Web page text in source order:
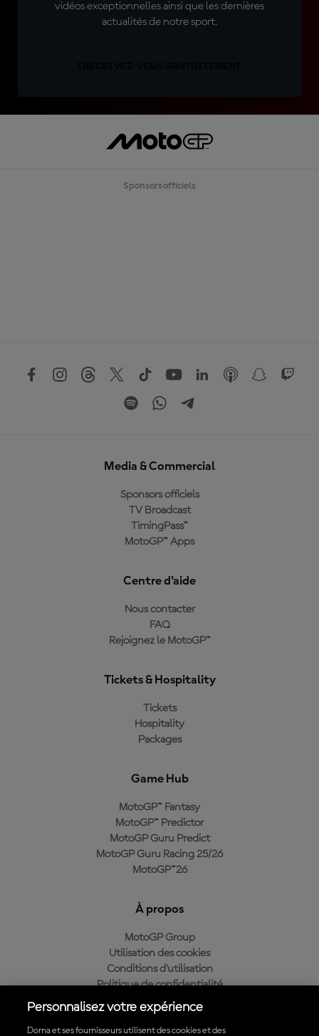
vidéos exceptionnelles ainsi que les dernières
actualités de notre sport.
Sponsors officiels
Media & Commercial
Sponsors officiels
TV Broadcast
TimingPass™
MotoGP™ Apps
Centre d'aide
Nous contacter
FAQ
Rejoignez le MotoGP™
Tickets & Hospitality
Tickets
Hospitality
Packages
Game Hub
MotoGP™ Fantasy
MotoGP™ Predictor
MotoGP Guru Predict
MotoGP Guru Racing 25/26
MotoGP™26
À propos
MotoGP Group
Utilisation des cookies
Conditions d'utilisation
Politique de confidentialité
Politique d’achat
Personnalisez votre expérience
Dorna et ses fournisseurs utilisent des cookies et des